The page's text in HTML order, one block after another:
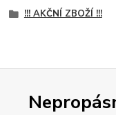
!!! AKČNÍ ZBOŽÍ !!!